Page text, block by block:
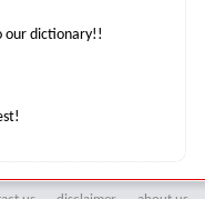
our dictionary!!